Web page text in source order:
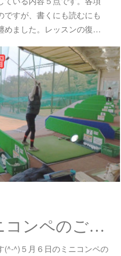
ですが、書くにも読むにも
めました。レッスンの復…
5月6日のミニコンペのご案内♪
(^-^)５月６日のミニコンペの